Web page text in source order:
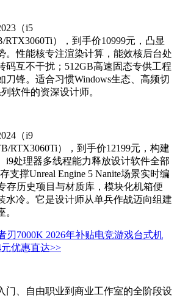
（i5
RTX3060Ti），到手价10999元，凸显
。性能核专注渲染计算，能效核后台处
码互不干扰；512GB高速固态专供工程
刀锋。适合习惯Windows生态、高频切
软件的资深设计师。
（i9
RTX3060Ti），到手价12199元，构建
i9处理器多线程能力释放设计软件全部
支撑Unreal Engine 5 Nanite场景实时编
存历史项目与材质库，模块化机箱便
水冷。它是设计师从单兵作战迈向组建
刃7000K 2026年补贴电竞游戏台式机
元优惠直达>>
门、自由职业到商业工作室的全阶段设